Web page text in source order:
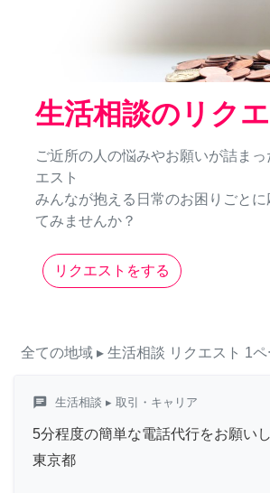
生活相談のリク
ご近所の人の悩みやお願いが詰まっ
エスト
みんなが抱える日常のお困りごとに
てみませんか？
リクエストをする
全ての地域 ▸ 生活相談 リクエスト 1ペ
chat 生活相談 ▸ 取引・キャリア
5分程度の簡単な電話代行をお願い
東京都